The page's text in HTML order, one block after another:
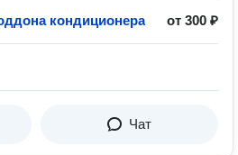
кондиционера от 300 ₽
Чат